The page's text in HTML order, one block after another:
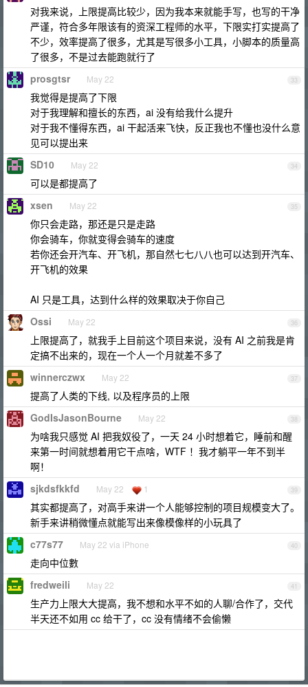
对我来说，上限提高比较少，因为我本来就能手写，也写的干净
严谨，符合多年限该有的资深工程师的水平，下限实打实提高了
不少，效率提高了很多，尤其是写很多小工具，小脚本的质量高
了很多，不是过去能跑就行了
33
prosgtsr May 22
我觉得是提高了下限
对于我理解和擅长的东西，ai 没有给我什么提升
对于我不懂得东西，ai 干起活来飞快，反正我也不懂也没什么意
见可以提出来
34
SD10 May 22
可以是都提高了
35
xsen May 22
你只会走路，那还是只是走路
你会骑车，你就变得会骑车的速度
若你还会开汽车、开飞机，那自然七七八八也可以达到开汽车、
开飞机的效果
AI 只是工具，达到什么样的效果取决于你自己
36
Ossi May 22
上限提高了，就我手上目前这个项目来说，没有 AI 之前我是肯
定搞不出来的，现在一个人一个月就差不多了
37
winnerczwx May 22
提高了人类的下线, 以及程序员的上限
38
GodIsJasonBourne May 22
为啥我只感觉 AI 把我奴役了，一天 24 小时想着它，睡前和醒
来第一时间就想着用它干点啥，WTF ！我才躺平一年不到半
啊！
39
sjkdsfkkfd May 22 1
其实都提高了，对高手来讲一个人能够控制的项目规模变大了。
新手来讲稍微懂点就能写出来像模像样的小玩具了
40
c77s77 May 22 via iPhone
走向中位數
41
fredweili May 22
生产力上限大大提高，我不想和水平不如的人聊/合作了，交代
半天还不如用 cc 给干了，cc 没有情绪不会偷懒